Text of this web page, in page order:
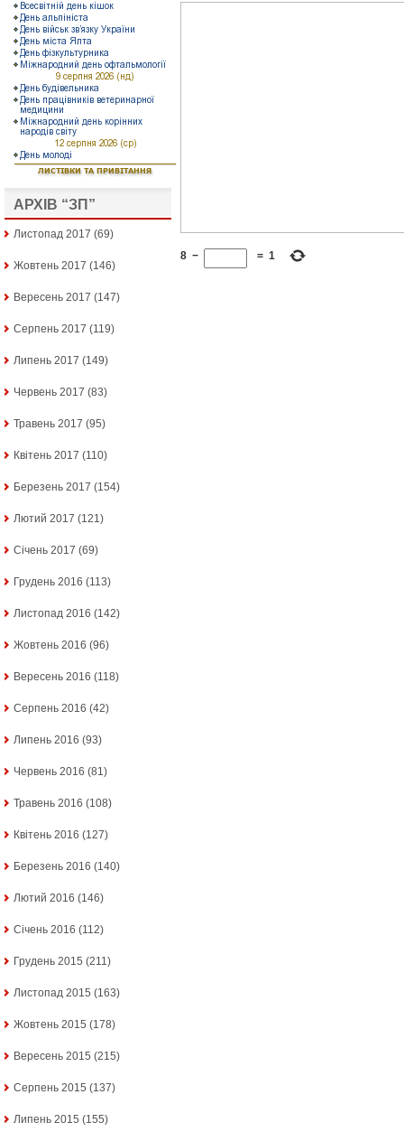
АРХІВ “ЗП”
Листопад 2017 (69)
Жовтень 2017 (146)
Вересень 2017 (147)
Серпень 2017 (119)
Липень 2017 (149)
Червень 2017 (83)
Травень 2017 (95)
Квітень 2017 (110)
Березень 2017 (154)
Лютий 2017 (121)
Січень 2017 (69)
Грудень 2016 (113)
Листопад 2016 (142)
Жовтень 2016 (96)
Вересень 2016 (118)
Серпень 2016 (42)
Липень 2016 (93)
Червень 2016 (81)
Травень 2016 (108)
Квітень 2016 (127)
Березень 2016 (140)
Лютий 2016 (146)
Січень 2016 (112)
Грудень 2015 (211)
Листопад 2015 (163)
Жовтень 2015 (178)
Вересень 2015 (215)
Серпень 2015 (137)
Липень 2015 (155)
8 − = 1